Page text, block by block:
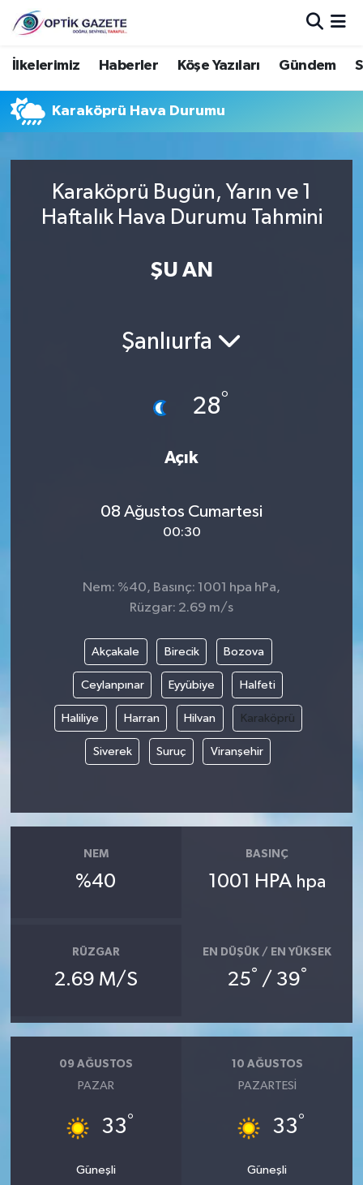
İlkelerimiz Haberler Köşe Yazıları Gündem
Karaköprü Hava Durumu
Karaköprü Bugün, Yarın ve 1
Haftalık Hava Durumu Tahmini
ŞU AN
Şanlıurfa
28°
Açık
08 Ağustos Cumartesi
00:30
Nem: %40, Basınç: 1001 hpa hPa,
Rüzgar: 2.69 m/s
Akçakale Birecik Bozova
Ceylanpınar Eyyübiye Halfeti
Haliliye Harran Hilvan Karaköprü
Siverek Suruç Viranşehir
NEM
%40
BASINÇ
1001 HPA hpa
RÜZGAR
2.69 M/S
EN DÜŞÜK / EN YÜKSEK
25° / 39°
09 AĞUSTOS
PAZAR
33°
Güneşli
10 AĞUSTOS
PAZARTESI
33°
Güneşli
Nöbetçi Eczaneler
Hava Durumu
Trafik Durumu
Süper Lig Puan Durumu ve Fikstür